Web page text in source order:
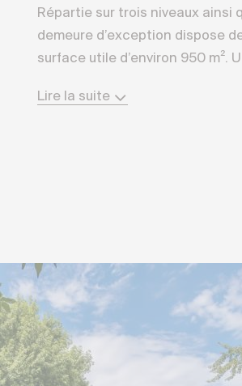
Répartie sur trois niveaux ainsi
demeure d’exception dispose
surface utile d’environ 950 m².
les étages.
suites avec dressing et salle
qu’une troisième chambre
bains. Un balcon complète
partie de la maison.
À l’extérieur, un parc
magnifiquement paysagé,
Lire la suite